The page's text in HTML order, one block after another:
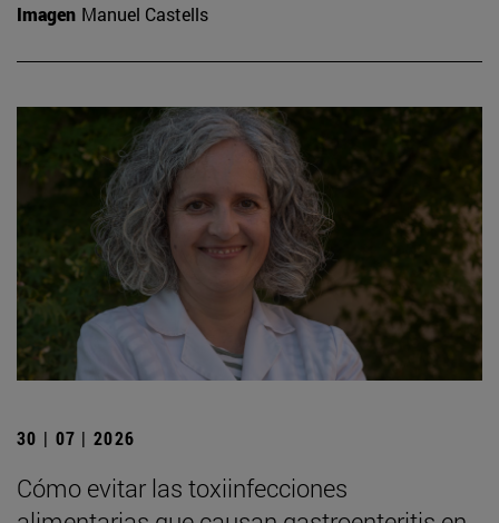
Imagen Manuel Castells
30 | 07 | 2026
Cómo evitar las toxiinfecciones